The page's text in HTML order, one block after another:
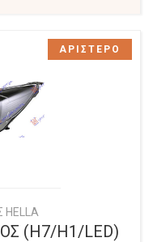
(H7/H1/LED)
ΑΡΙΣΤΕΡΟ